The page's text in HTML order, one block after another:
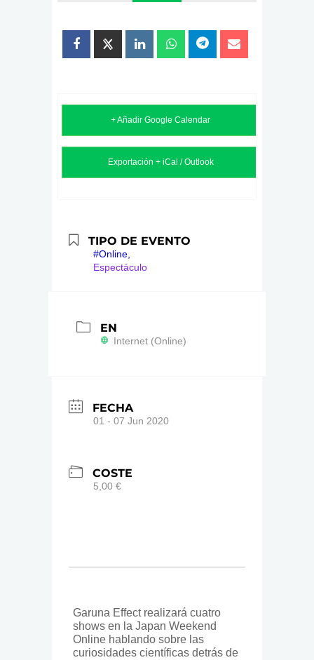
+ Añadir Google Calendar
Exportación + iCal / Outlook
TIPO DE EVENTO
#Online,
Espectáculo
EN
Internet (Online)
FECHA
01 - 07 Jun 2020
COSTE
5,00 €
Garuna Effect realizará cuatro
shows en la Japan Weekend
Online hablando sobre las
curiosidades científicas detrás de